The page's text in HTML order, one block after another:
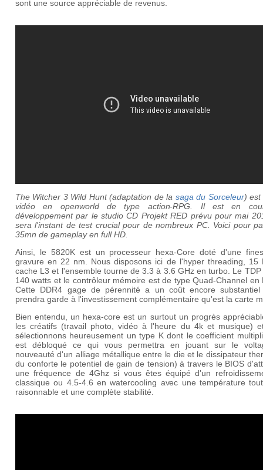
sont une source appréciable de revenus.
The Witcher 3 Wild Hunt (adaptation de la saga du Sorceleur) est
vidéo en openworld de type action-RPG. Il est en
développement par le studio CD Projekt RED prévu pour mai
sera l'instant de test crucial pour de nombreux PC. Voici pour
35mn de gameplay en full HD.
Ainsi, le 5820K est un processeur hexa-Core doté d'une
gravure en 22 nm. Nous disposons ici de l'hyper threading, 15
cache L3 et l'ensemble tourne de 3.3 à 3.6 GHz en turbo. Le TDP
140 watts et le contrôleur mémoire est de type Quad-Channel en
Cette DDR4 gage de pérennité a un coût encore
prendra garde à l'investissement complémentaire qu'est la carte
Bien entendu, un hexa-core est un surtout un progrès
les créatifs (travail photo, vidéo à l'heure du 4k et musique)
sélectionnons heureusement un type K dont le coefficient
est débloqué ce qui vous permettra en jouant sur le
nouveauté d'un alliage métallique entre le die et le dissipateur
du conforte le potentiel de gain de tension) à travers le BIOS
une fréquence de 4Ghz si vous êtes équipé d'un
classique ou 4.5-4.6 en watercooling avec une température
raisonnable et une complète stabilité.